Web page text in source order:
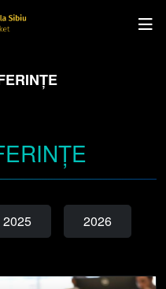
2025 2026